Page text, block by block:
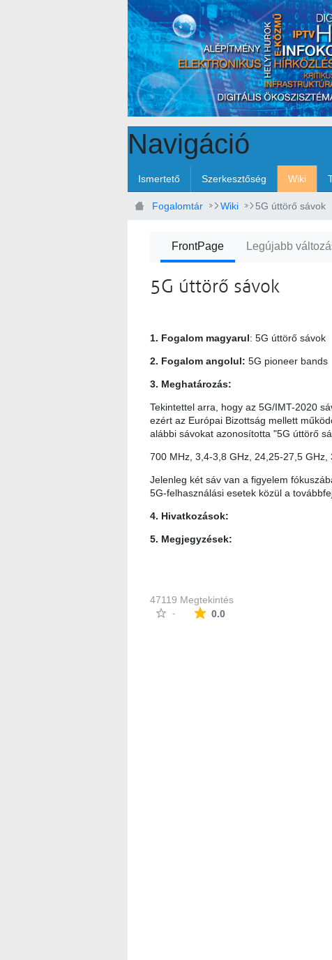
Navigáció
Ismertető Szerkesztőség Wiki
Fogalomtár Wiki 5G úttörő sávok
FrontPage Legújabb
5G úttörő sávok
1. Fogalom magyarul: 5G úttörő sávok
2. Fogalom angolul: 5G pioneer bands
3. Meghatározás:
Tekintettel arra, hogy az 5G/IMT-2020
ezért az Európai Bizottság mellett
alábbi sávokat azonosította "5G úttörő
700 MHz, 3,4-3,8 GHz, 24,25-27,5
Jelenleg két sáv van a figyelem
5G-felhasználási esetek közül a
4. Hivatkozások:
5. Megjegyzések:
47119 Megtekintés
-
0.0Az átlagos minősítés 0